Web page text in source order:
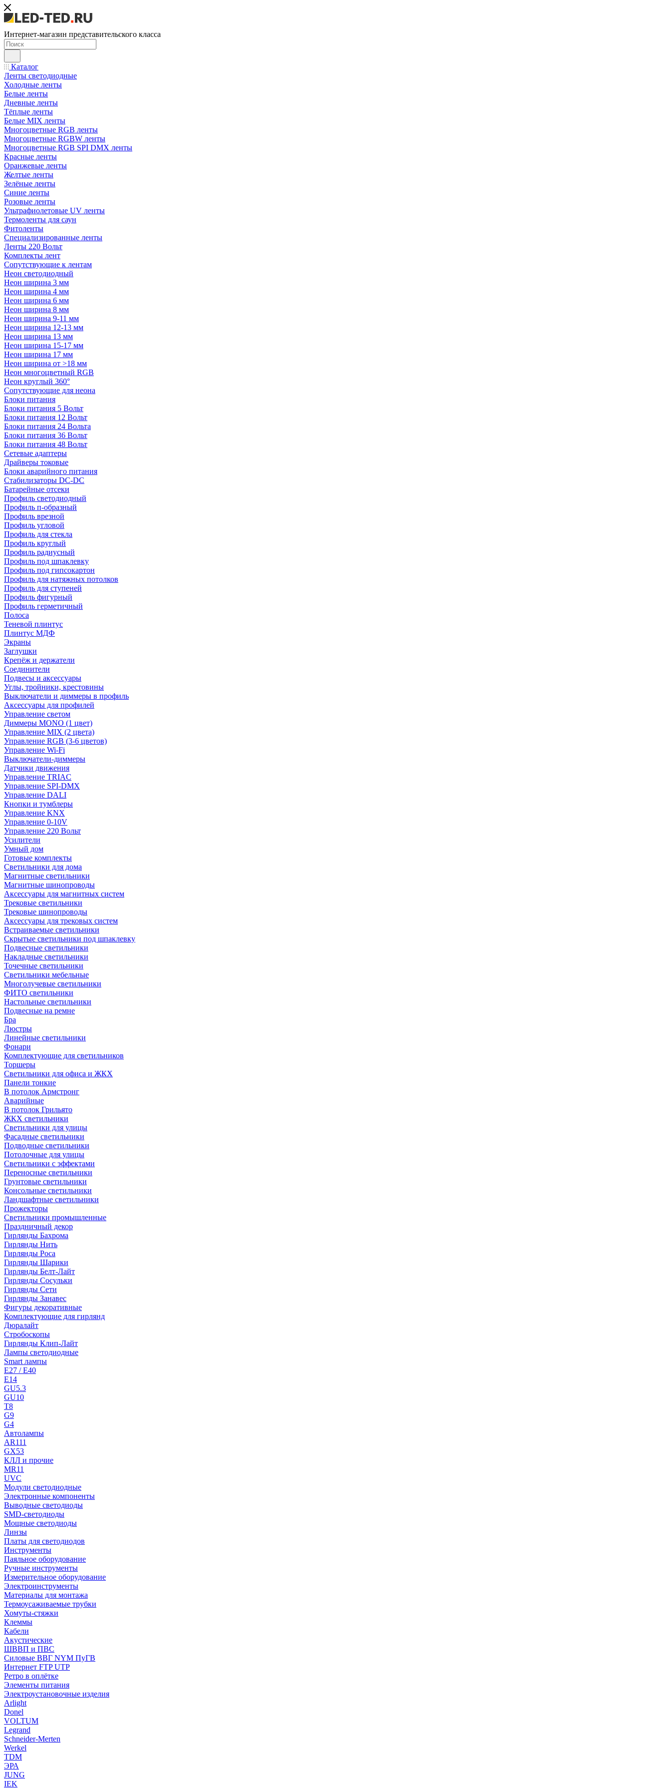
Интернет-магазин представительского класса
Каталог
Ленты светодиодные
Холодные ленты
Белые ленты
Дневные ленты
Тёплые ленты
Белые MIX ленты
Многоцветные RGB ленты
Многоцветные RGBW ленты
Многоцветные RGB SPI DMX ленты
Красные ленты
Оранжевые ленты
Желтые ленты
Зелёные ленты
Синие ленты
Розовые ленты
Ультрафиолетовые UV ленты
Термоленты для саун
Фитоленты
Специализированные ленты
Ленты 220 Вольт
Комплекты лент
Сопутствующие к лентам
Неон светодиодный
Неон ширина 3 мм
Неон ширина 4 мм
Неон ширина 6 мм
Неон ширина 8 мм
Неон ширина 9-11 мм
Неон ширина 12-13 мм
Неон ширина 13 мм
Неон ширина 15-17 мм
Неон ширина 17 мм
Неон ширина от >18 мм
Неон многоцветный RGB
Неон круглый 360°
Сопутствующие для неона
Блоки питания
Блоки питания 5 Вольт
Блоки питания 12 Вольт
Блоки питания 24 Вольта
Блоки питания 36 Вольт
Блоки питания 48 Вольт
Сетевые адаптеры
Драйверы токовые
Блоки аварийного питания
Стабилизаторы DC-DC
Батарейные отсеки
Профиль светодиодный
Профиль п-образный
Профиль врезной
Профиль угловой
Профиль для стекла
Профиль круглый
Профиль радиусный
Профиль под шпаклевку
Профиль под гипсокартон
Профиль для натяжных потолков
Профиль для ступеней
Профиль фигурный
Профиль герметичный
Полоса
Теневой плинтус
Плинтус МДФ
Экраны
Заглушки
Крепёж и держатели
Соединители
Подвесы и аксессуары
Углы, тройники, крестовины
Выключатели и диммеры в профиль
Аксессуары для профилей
Управление светом
Диммеры MONO (1 цвет)
Управление MIX (2 цвета)
Управление RGB (3-6 цветов)
Управление Wi-Fi
Выключатели-диммеры
Датчики движения
Управление TRIAC
Управление SPI-DMX
Управление DALI
Кнопки и тумблеры
Управление KNX
Управление 0-10V
Управление 220 Вольт
Усилители
Умный дом
Готовые комплекты
Светильники для дома
Магнитные светильники
Магнитные шинопроводы
Аксессуары для магнитных систем
Трековые светильники
Трековые шинопроводы
Аксессуары для трековых систем
Встраиваемые светильники
Скрытые светильники под шпаклевку
Подвесные светильники
Накладные светильники
Точечные светильники
Светильники мебельные
Многолучевые светильники
ФИТО светильники
Настольные светильники
Подвесные на ремне
Бра
Люстры
Линейные светильники
Фонари
Комплектующие для светильников
Торшеры
Светильники для офиса и ЖКХ
Панели тонкие
В потолок Армстронг
Аварийные
В потолок Грильято
ЖКХ светильники
Светильники для улицы
Фасадные светильники
Подводные светильники
Потолочные для улицы
Светильники с эффектами
Переносные светильники
Грунтовые светильники
Консольные светильники
Ландшафтные светильники
Прожекторы
Светильники промышленные
Праздничный декор
Гирлянды Бахрома
Гирлянды Нить
Гирлянды Роса
Гирлянды Шарики
Гирлянды Белт-Лайт
Гирлянды Сосульки
Гирлянды Сети
Гирлянды Занавес
Фигуры декоративные
Комплектующие для гирлянд
Дюралайт
Стробоскопы
Гирлянды Клип-Лайт
Лампы светодиодные
Smart лампы
E27 / E40
E14
GU5.3
GU10
T8
G9
G4
Автолампы
AR111
GX53
КЛЛ и прочие
MR11
UVC
Модули светодиодные
Электронные компоненты
Выводные светодиоды
SMD-светодиоды
Мощные светодиоды
Линзы
Платы для светодиодов
Инструменты
Паяльное оборудование
Ручные инструменты
Измерительное оборудование
Электроинструменты
Материалы для монтажа
Термоусаживаемые трубки
Хомуты-стяжки
Клеммы
Кабели
Акустические
ШВВП и ПВС
Силовые ВВГ NYM ПуГВ
Интернет FTP UTP
Ретро в оплётке
Элементы питания
Электроустановочные изделия
Arlight
Donel
VOLTUM
Legrand
Schneider-Merten
Werkel
TDM
ЭРА
JUNG
IEK